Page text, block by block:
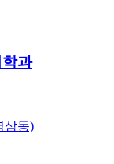
과
삼동)